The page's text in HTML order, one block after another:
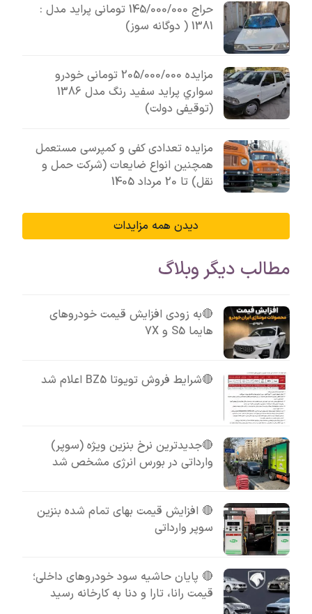
حراج 145/000/000 تومانی پراید مدل :
1381 ( دوگانه سوز)
مزایده 205/000/000 تومانی خودرو
سواري پرايد سفيد رنگ مدل 1386
(توقیفی دولت)
مزایده تعدادی کفی و کمپرسی مستعمل
همچنین انواع ضایعات (شرکت حمل و
نقل) تا 20 مرداد 1405
دیدن همه مزایدات
مطالب دیگر وبلاگ
🔴به زودی افزایش قیمت خودروهای
هایما S5 و 7X
🔴شرایط فروش تویوتا BZ5 اعلام شد
🔴جدیدترین نرخ بنزین ویژه (سوپر)
وارداتی در بورس انرژی مشخص شد
🔴 افزایش قیمت بهای تمام شده بنزین
سوپر وارداتی
🔴 پایان حاشیه سود خودروهای داخلی؛
قیمت رانا، تارا و دنا به کارخانه رسید